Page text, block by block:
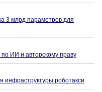
3 млрд параметров для
по ИИ и авторскому праву
инфраструктуры роботакси